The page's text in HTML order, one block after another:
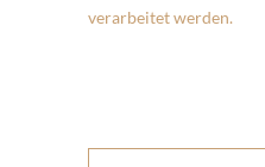
verarbeitet werden.